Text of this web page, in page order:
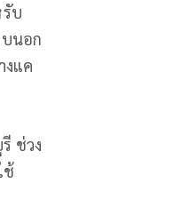
รับ
บนอก
แค
ช่วง
ช้